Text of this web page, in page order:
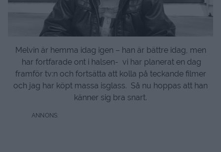
Melvin är hemma idag igen – han är bättre idag, men
har fortfarade ont i halsen- vi har planerat en dag
framför tv:n och fortsätta att kolla på teckande filmer
och jag har köpt massa isglass. Så nu hoppas att han
känner sig bra snart.